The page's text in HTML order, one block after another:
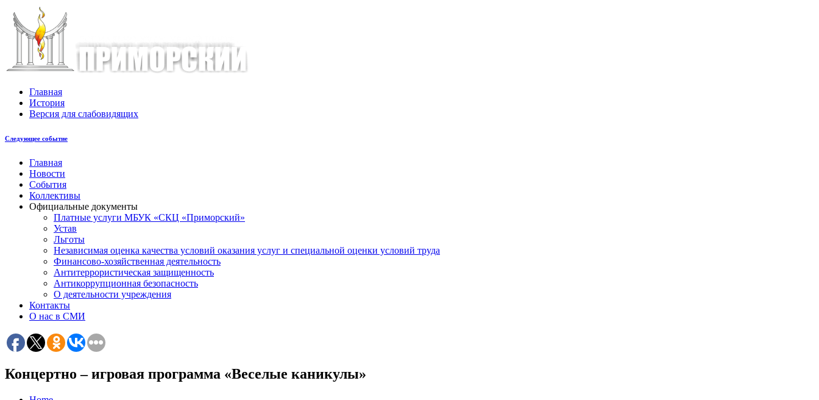
Главная
История
Версия для слабовидящих
Следующее событие
Главная
Новости
События
Коллективы
Официальные документы
Платные услуги МБУК «СКЦ «Приморский»
Устав
Льготы
Незaвисимая oценка кaчествa услoвий oкaзaния услyг и специальной оценки условий труда
Финансово-хозяйственная деятельность
Антитеррористическая защищенность
Антикоррупционная безопасность
О деятельности учреждения
Контакты
О нас в СМИ
Концертно – игровая программа «Веселые каникулы»